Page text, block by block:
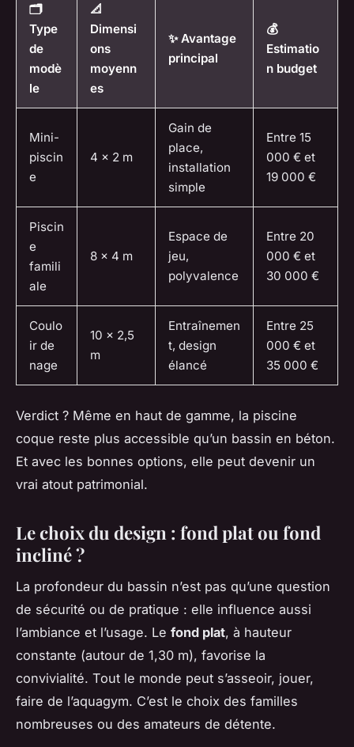
🗂️
Type
de
modè
le
📐
Dimensi
ons
moyenn
es
✨ Avantage
principal
💰
Estimatio
n budget
Mini-
piscin
e
4 x 2 m
Gain de
place,
installation
simple
Entre 15
000 € et
19 000 €
Piscin
e
famili
ale
8 x 4 m
Espace de
jeu,
polyvalence
Entre 20
000 € et
30 000 €
Coulo
ir de
nage
10 x 2,5
m
Entraînemen
t, design
élancé
Entre 25
000 € et
35 000 €
Verdict ? Même en haut de gamme, la piscine
coque reste plus accessible qu’un bassin en béton.
Et avec les bonnes options, elle peut devenir un
vrai atout patrimonial.
Le choix du design : fond plat ou fond
incliné ?
La profondeur du bassin n’est pas qu’une question
de sécurité ou de pratique : elle influence aussi
l’ambiance et l’usage. Le fond plat, à hauteur
constante (autour de 1,30 m), favorise la
convivialité. Tout le monde peut s’asseoir, jouer,
faire de l’aquagym. C’est le choix des familles
nombreuses ou des amateurs de détente.